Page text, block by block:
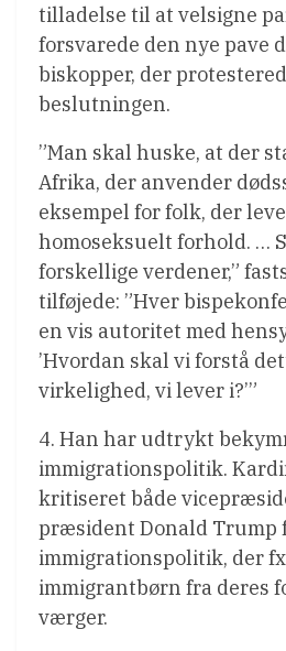
tilladelse til at velsigne
forsvarede den nye pave
biskopper, der
beslutningen.
”Man skal huske, at der
Afrika, der anvender
eksempel for folk, der
homoseksuelt forhold. …
forskellige verdener,”
tilføjede: ”Hver
en vis autoritet med
’Hvordan skal vi forstå
virkelighed, vi lever i?’”
4. Han har udtrykt
immigrationspolitik.
kritiseret både
præsident Donald Trump
immigrationspolitik, der
immigrantbørn fra deres
værger.